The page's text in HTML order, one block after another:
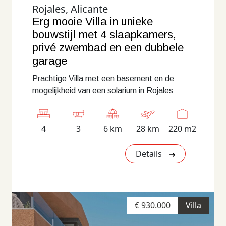
Rojales, Alicante
Erg mooie Villa in unieke
bouwstijl met 4 slaapkamers,
privé zwembad en een dubbele
garage
Prachtige Villa met een basement en de
mogelijkheid van een solarium in Rojales
4 3 6 km 28 km 220 m2
Details
Villa
€ 930.000